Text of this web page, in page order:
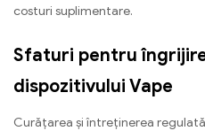
costuri suplimentare.
Sfaturi pentru
dispozitivului Vape
Curățarea și întreținerea